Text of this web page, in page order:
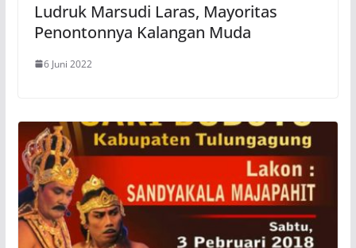
Ludruk Marsudi Laras, Mayoritas
Penontonnya Kalangan Muda
6 Juni 2022